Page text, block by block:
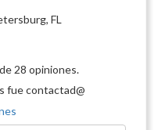
FL
de 28 opiniones.
fue contactad@